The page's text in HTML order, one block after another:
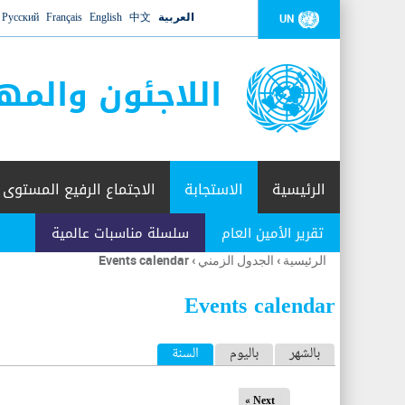
UN العربية 中文
English
Français
Русский
اللاجئون
الرئيسية الاستجابة
تقرير الأمين العام سلسلة مناسبات عالمية
الاجتماع الرفيع المستوى
أنت
هنا
الرئيسية › الجدول الزمني ›
Events calendar
Events calendar
ا بالشهر باليوم السنة (علامة التبويب النشطة)